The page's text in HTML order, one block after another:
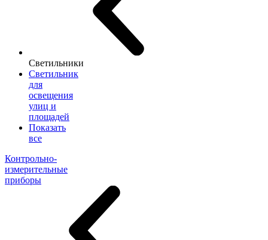
Светильники
Светильник
для
освещения
улиц и
площадей
Показать
все
Контрольно-
измерительные
приборы